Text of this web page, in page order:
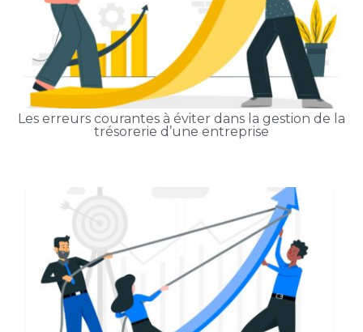
Les erreurs courantes à éviter dans la gestion de la
trésorerie d’une entreprise